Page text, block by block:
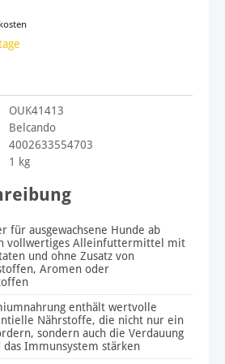
OUK41413
Belcando
4002633554703
1 kg
für ausgewachsene Hunde ab
vollwertiges Alleinfuttermittel mit
und ohne Zusatz von
Aromen oder
enthält wertvolle
Nährstoffe, die nicht nur ein
sondern auch die Verdauung
Immunsystem stärken